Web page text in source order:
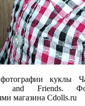
куклы
Friends.
магазина Cdolls.ru